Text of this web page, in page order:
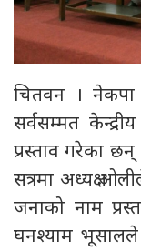
चितवन । नेकपा
सर्वसम्मत
प्रस्ताव गरेका
सत्रमा अध्यक्ष
जनाको नाम
घनश्याम भूसालले